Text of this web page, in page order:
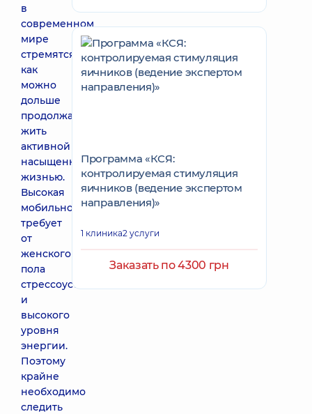
в
современном
мире
стремятся
как
можно
дольше
продолжать
жить
активной
насыщенной
жизнью.
Высокая
мобильность
требует
от
женского
пола
стрессоустойчивости
и
высокого
уровня
энергии.
Поэтому
крайне
необходимо
следить
Программа «КСЯ:
контролируемая стимуляция
яичников (ведение экспертом
направления)»
1 клиника2 услуги
Заказать по 4300 грн